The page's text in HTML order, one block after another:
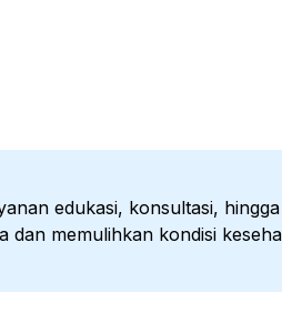
edukasi, konsultasi,
memulihkan kondisi